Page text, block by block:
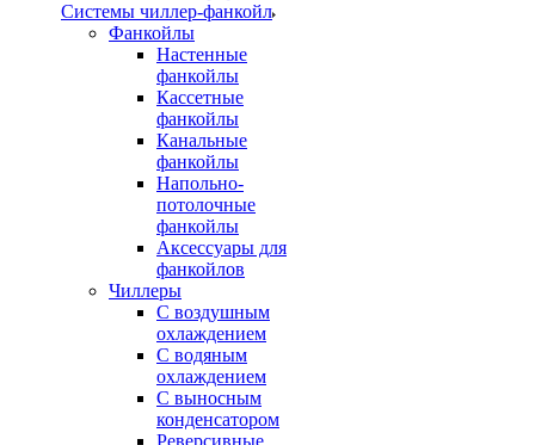
Системы чиллер-фанкойл
Фанкойлы
Настенные
фанкойлы
Кассетные
фанкойлы
Канальные
фанкойлы
Напольно-
потолочные
фанкойлы
Аксессуары для
фанкойлов
Чиллеры
С воздушным
охлаждением
С водяным
охлаждением
С выносным
конденсатором
Реверсивные